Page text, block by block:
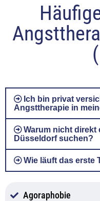
Ich bin privat
Angsttherapie in
Warum nicht direkt
Düsseldorf suchen?
Wie läuft das erste
Agoraphobie